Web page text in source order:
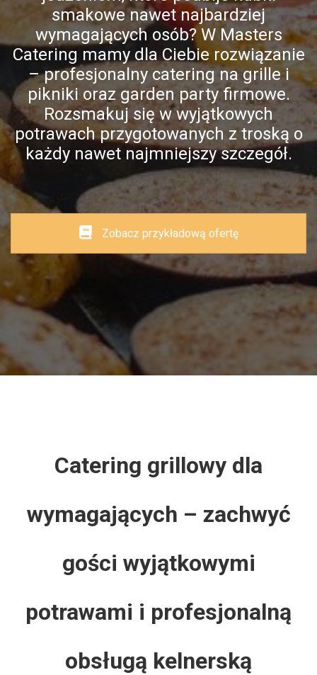
smakowe nawet najbardziej
wymagających osób? W Masters
Catering mamy dla Ciebie rozwiązanie
– profesjonalny catering na grille i
pikniki oraz garden party firmowe.
Rozsmakuj się w wyjątkowych
potrawach przygotowanych z troską o
każdy nawet najmniejszy szczegół.
Zobacz przykładową ofertę
Catering grillowy dla
wymagających – zachwyć
gości wyjątkowymi
potrawami i profesjonalną
obsługą kelnerską